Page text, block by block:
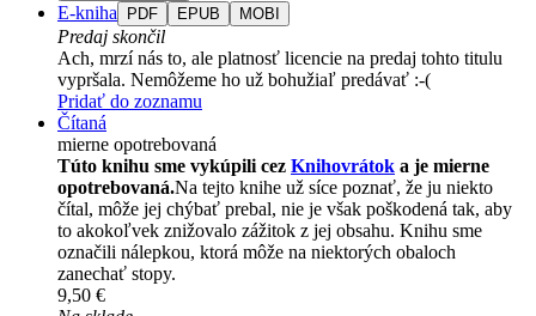
E-kniha PDF EPUB MOBI
Predaj skončil
Ach, mrzí nás to, ale platnosť licencie na predaj tohto titulu
vypršala. Nemôžeme ho už bohužiaľ predávať :-(
Pridať do zoznamu
Čítaná
mierne opotrebovaná
Túto knihu sme vykúpili cez Knihovrátok a je mierne
opotrebovaná.Na tejto knihe už síce poznať, že ju niekto
čítal, môže jej chýbať prebal, nie je však poškodená tak, aby
to akokoľvek znižovalo zážitok z jej obsahu. Knihu sme
označili nálepkou, ktorá môže na niektorých obaloch
zanechať stopy.
9,50 €